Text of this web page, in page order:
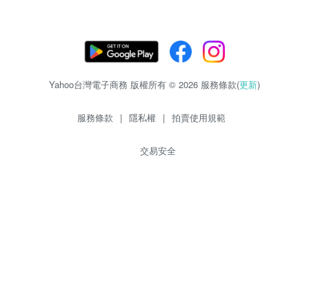
Yahoo台灣電子商務 版權所有 © 2026 服務條款(更新)
服務條款 | 隱私權 | 拍賣使用規範
交易安全